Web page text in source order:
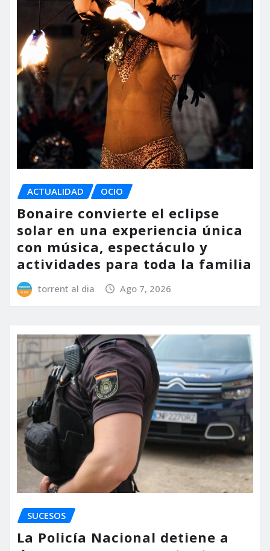
ACTUALIDAD OCIO
Bonaire convierte el eclipse
solar en una experiencia única
con música, espectáculo y
actividades para toda la familia
torrent al dia Ago 7, 2026
SUCESOS
La Policía Nacional detiene a